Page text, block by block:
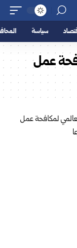
سياسة
عمل